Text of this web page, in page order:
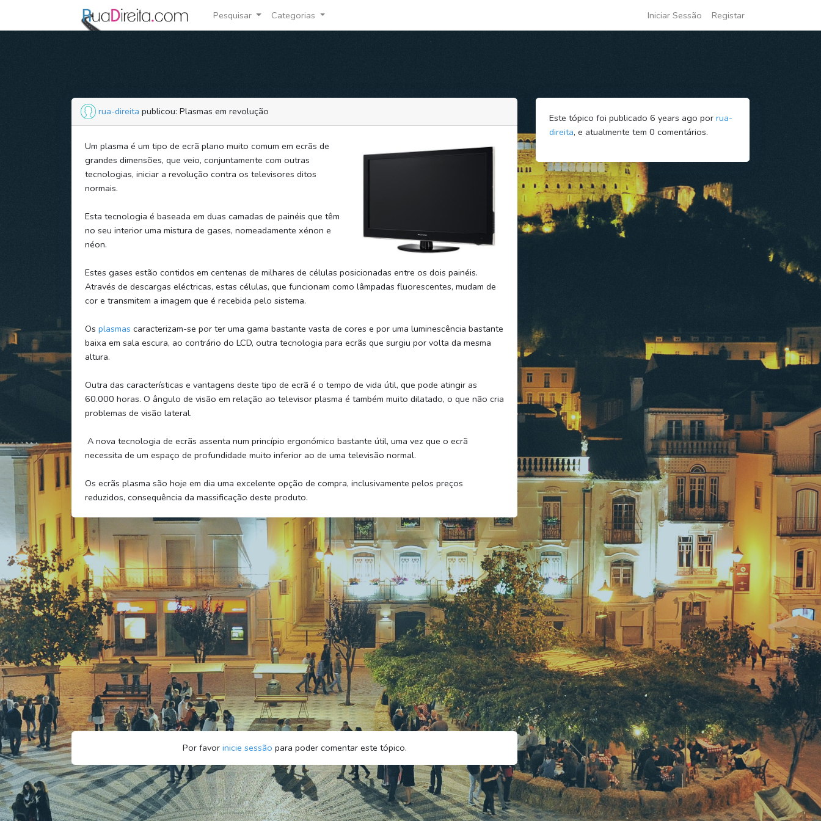
Pesquisar Categorias Iniciar Sessão Registar
rua-direita publicou: Plasmas em revolução
Um plasma é um tipo de ecrã plano muito comum em ecrãs de
grandes dimensões, que veio, conjuntamente com outras
tecnologias, iniciar a revolução contra os televisores ditos
normais.
Esta tecnologia é baseada em duas camadas de painéis que têm
no seu interior uma mistura de gases, nomeadamente xénon e
néon.
Estes gases estão contidos em centenas de milhares de células posicionadas entre os dois painéis.
Através de descargas eléctricas, estas células, que funcionam como lâmpadas fluorescentes, mudam de
cor e transmitem a imagem que é recebida pelo sistema.
Os plasmas caracterizam-se por ter uma gama bastante vasta de cores e por uma luminescência bastante
baixa em sala escura, ao contrário do LCD, outra tecnologia para ecrãs que surgiu por volta da mesma
altura.
Outra das características e vantagens deste tipo de ecrã é o tempo de vida útil, que pode atingir as
60.000 horas. O ângulo de visão em relação ao televisor plasma é também muito dilatado, o que não cria
problemas de visão lateral.
A nova tecnologia de ecrãs assenta num princípio ergonómico bastante útil, uma vez que o ecrã
necessita de um espaço de profundidade muito inferior ao de uma televisão normal.
Os ecrãs plasma são hoje em dia uma excelente opção de compra, inclusivamente pelos preços
reduzidos, consequência da massificação deste produto.
Por favor inicie sessão para poder comentar este tópico.
Este tópico foi publicado 6 years ago por rua-
direita, e atualmente tem 0 comentários.